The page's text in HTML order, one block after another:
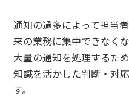
通知の過多によって担当
来の業務に集中できなく
大量の通知を処理するた
知識を活かした判断・対
す。